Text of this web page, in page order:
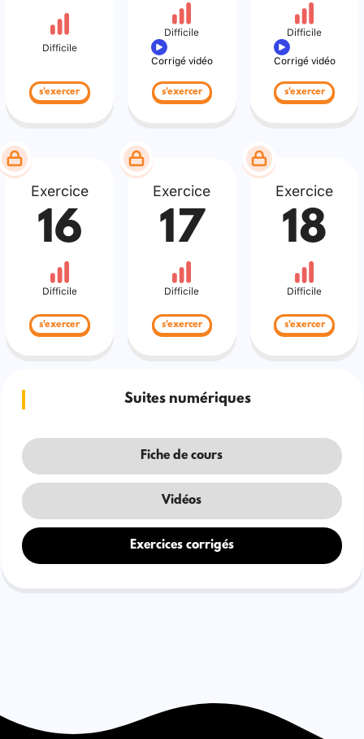
Difficile
s'exercer
Difficile
Corrigé vidéo
s'exercer
Difficile
Corrigé vidéo
s'exercer
Exercice
16
Difficile
s'exercer
Exercice
17
Difficile
s'exercer
Exercice
18
Difficile
s'exercer
Suites numériques
Fiche de cours
Vidéos
Exercices corrigés